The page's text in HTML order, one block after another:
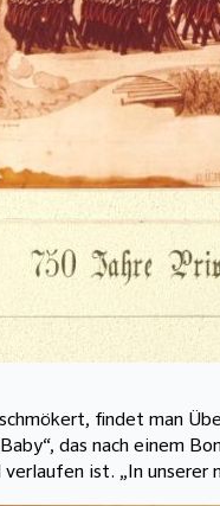
findet man
das nach einem
verlaufen ist. „In